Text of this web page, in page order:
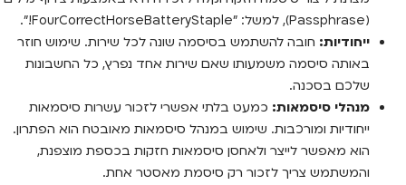
(Passphrase), למשל: "FourCorrectHorseBatteryStaple!".
ייחודיות: חובה להשתמש בסיסמה שונה לכל שירות. שימוש חוזר
באותה סיסמה משמעותו שאם שירות אחד נפרץ, כל החשבונות
שלכם בסכנה.
מנהלי סיסמאות: כמעט בלתי אפשרי לזכור עשרות סיסמאות
ייחודיות ומורכבות. שימוש במנהל סיסמאות מאובטח הוא הפתרון.
הוא מאפשר לייצר ולאחסן סיסמאות חזקות בכספת מוצפנת,
והמשתמש צריך לזכור רק סיסמת מאסטר אחת.